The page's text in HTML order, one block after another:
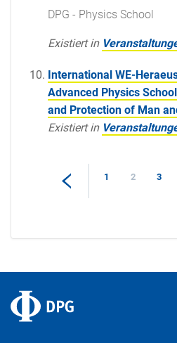
DPG - Physics School
Existiert in
International WE-
Advanced Physics
and Protection of Man
Existiert in
1 2 3